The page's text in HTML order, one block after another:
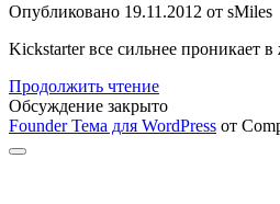
Опубликовано 19.11.2012 от sMiles
Kickstarter все сильнее проникает
Продолжить чтениеMichael
Angelo
Batio
Обсуждение закрыто
Founder Тема для WordPress от
Прокрутка